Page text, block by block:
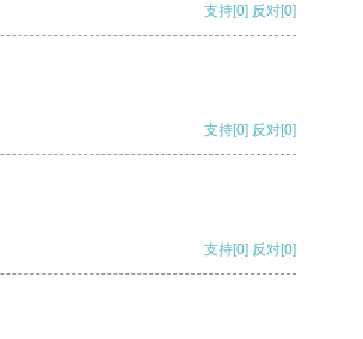
支持[0] 反对[0]
支持[0] 反对[0]
支持[0] 反对[0]